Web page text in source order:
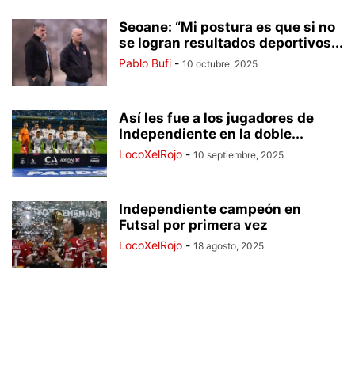
Seoane: “Mi postura es que si no
se logran resultados deportivos...
Pablo Bufi - 10 octubre, 2025
Así les fue a los jugadores de
Independiente en la doble...
LocoXelRojo - 10 septiembre, 2025
Independiente campeón en
Futsal por primera vez
LocoXelRojo - 18 agosto, 2025